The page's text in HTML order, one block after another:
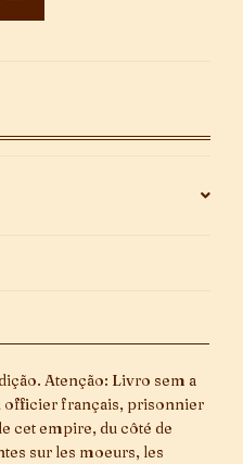
Atenção: Livro sem a
officier français, prisonnier
cet empire, du côté de
sur les moeurs, les